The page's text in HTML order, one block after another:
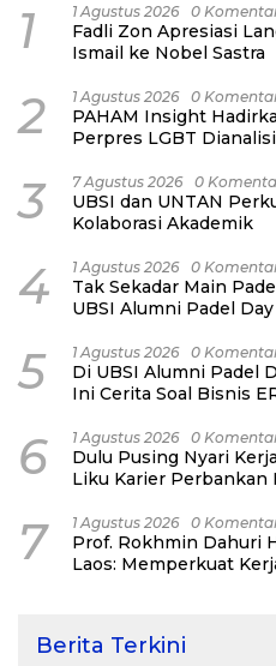
1 1 Agustus 2026 0
Fadli Zon Apresiasi
Ismail ke Nobel Sastra
2 1 Agustus 2026 0
PAHAM Insight
Perpres LGBT
3 7 Agustus 2026 0
UBSI dan UNTAN
Kolaborasi Akademik
4 1 Agustus 2026 0
Tak Sekadar Main
UBSI Alumni Padel
5 1 Agustus 2026 0
Di UBSI Alumni Padel
Ini Cerita Soal Bisnis
6 1 Agustus 2026 0
Dulu Pusing Nyari
Liku Karier Perbankan
7 1 Agustus 2026 0
Prof. Rokhmin Dahuri Hadiri Pertemuan AAWC di
Laos: Memperkuat
Berita Terkini